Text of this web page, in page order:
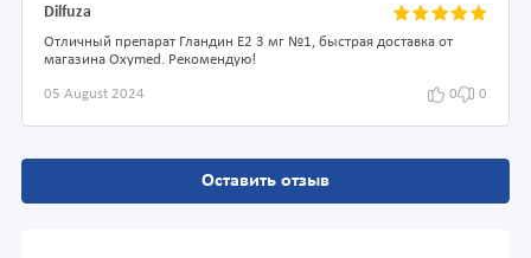
Dilfuza
Отличный препарат Гландин Е2 3 мг №1, быстрая доставка от
магазина Oxymed. Рекомендую!
05 August 2024 0 0
Оставить отзыв